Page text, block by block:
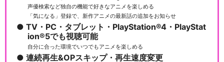
声優検索など独自の機能で好きなアニメを楽しめる
「気になる」登録で、新作アニメの最新話の追加をお知らせ
TV・PC・タブレット・PlayStation®4・PlayStat
ion®5でも視聴可能
自分に合った環境でいつでもアニメを楽しめる
連続再生&OPスキップ・再生速度変更